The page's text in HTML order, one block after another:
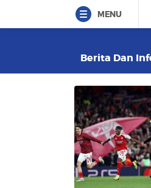
MENU
Berita Dan